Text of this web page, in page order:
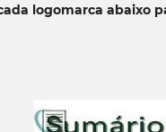
logomarca abaixo